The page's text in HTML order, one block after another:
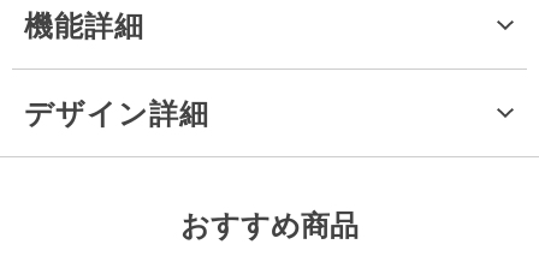
機能詳細
デザイン詳細
おすすめ商品